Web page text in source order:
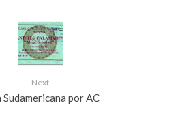
Next
Sudamericana por AC